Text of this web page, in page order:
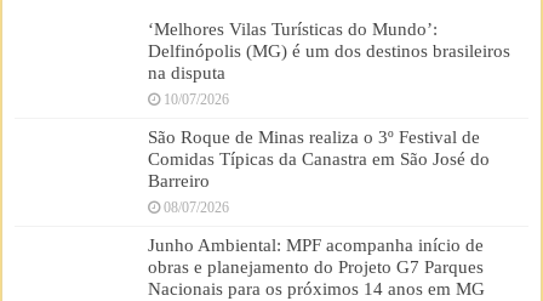
‘Melhores Vilas Turísticas do Mundo’:
Delfinópolis (MG) é um dos destinos brasileiros
na disputa
10/07/2026
São Roque de Minas realiza o 3º Festival de
Comidas Típicas da Canastra em São José do
Barreiro
08/07/2026
Junho Ambiental: MPF acompanha início de
obras e planejamento do Projeto G7 Parques
Nacionais para os próximos 14 anos em MG